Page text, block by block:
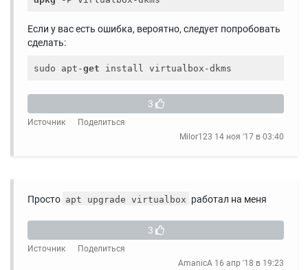
Если у вас есть ошибка, вероятно, следует попробовать
сделать:
sudo apt-get
3
Источник
Поделиться
Milor123 14 ноя '17 в 03:40
Просто apt upgrade virtualbox работал на меня
3
Источник
Поделиться
AmanicA 16 апр '18 в 19:23